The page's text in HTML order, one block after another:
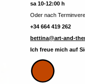
sa 10-12:00 h
Oder nach
+34 664 419 262
bettina@art-and-
Ich freue mich auf